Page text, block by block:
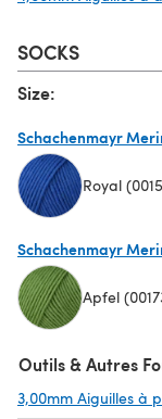
SOCKS
Size:
Schachenmayr
Royal
Schachenmayr
Apfel
Outils & Autres
3,00mm Aiguilles à